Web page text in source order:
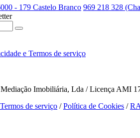
- 179 Castelo Branco 969 218 328
e Termos de serviço
Imobiliária, Lda / Licença AMI
de serviço /Política de Cookies /